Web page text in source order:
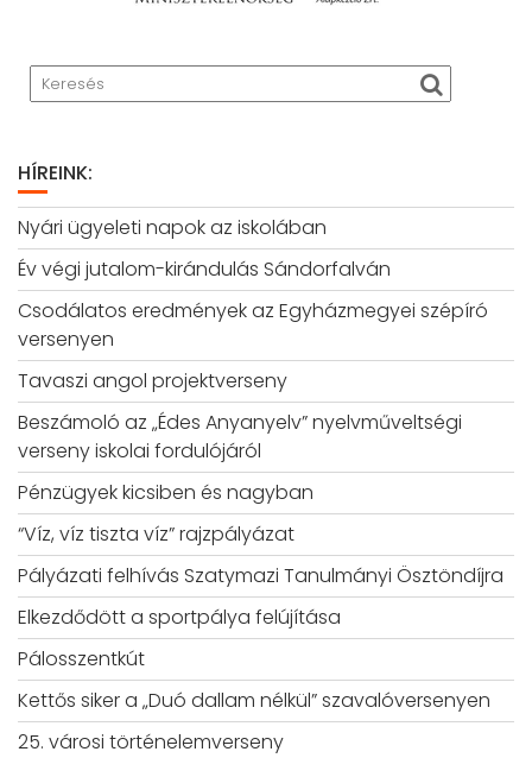
HÍREINK:
Nyári ügyeleti napok az iskolában
Év végi jutalom-kirándulás Sándorfalván
Csodálatos eredmények az Egyházmegyei szépíró
versenyen
Tavaszi angol projektverseny
Beszámoló az „Édes Anyanyelv” nyelvműveltségi
verseny iskolai fordulójáról
Pénzügyek kicsiben és nagyban
“Víz, víz tiszta víz” rajzpályázat
Pályázati felhívás Szatymazi Tanulmányi Ösztöndíjra
Elkezdődött a sportpálya felújítása
Pálosszentkút
Kettős siker a „Duó dallam nélkül” szavalóversenyen
25. városi történelemverseny